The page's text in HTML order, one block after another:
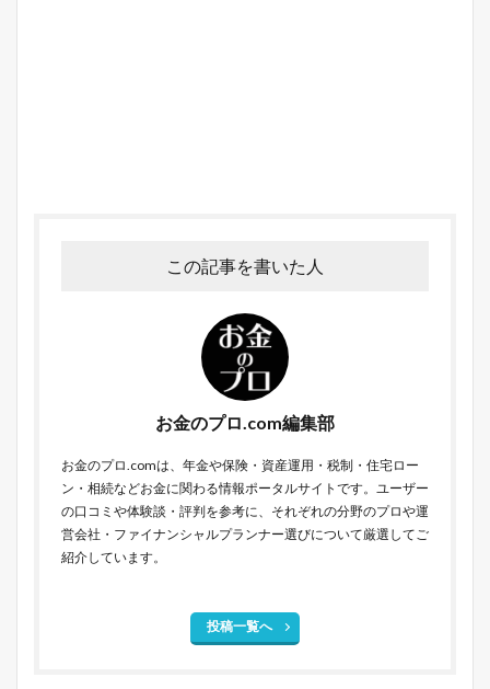
この記事を書いた人
お金のプロ.com編集部
お金のプロ.comは、年金や保険・資産運用・税制・住宅ロー
ン・相続などお金に関わる情報ポータルサイトです。ユーザー
の口コミや体験談・評判を参考に、それぞれの分野のプロや運
営会社・ファイナンシャルプランナー選びについて厳選してご
紹介しています。
投稿一覧へ